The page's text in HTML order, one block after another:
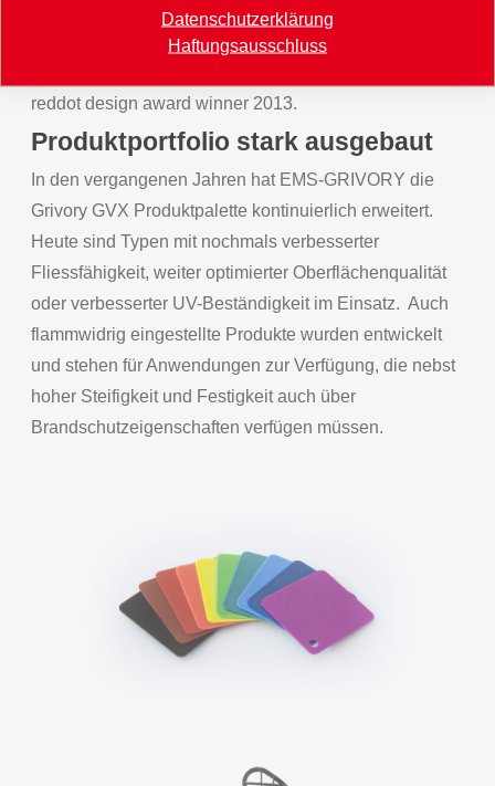
Datenschutzerklärung
Haftungsausschluss
wird unterstrichen durch die verschiedenen Preise,
welche der Gehhilfe bereits verliehen wurden: iF
reddot design award winner 2013.
Produktportfolio stark ausgebaut
In den vergangenen Jahren hat EMS-GRIVORY die
Grivory GVX Produktpalette kontinuierlich erweitert.
Heute sind Typen mit nochmals verbesserter
Fliessfähigkeit, weiter optimierter Oberflächenqualität
oder verbesserter UV-Beständigkeit im Einsatz. Auch
flammwidrig eingestellte Produkte wurden entwickelt
und stehen für Anwendungen zur Verfügung, die nebst
hoher Steifigkeit und Festigkeit auch über
Brandschutzeigenschaften verfügen müssen.